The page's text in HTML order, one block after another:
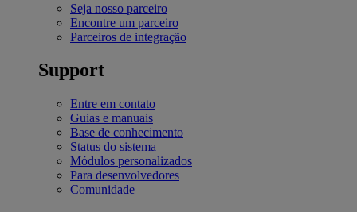
Seja nosso parceiro
Encontre um parceiro
Parceiros de integração
Support
Entre em contato
Guias e manuais
Base de conhecimento
Status do sistema
Módulos personalizados
Para desenvolvedores
Comunidade